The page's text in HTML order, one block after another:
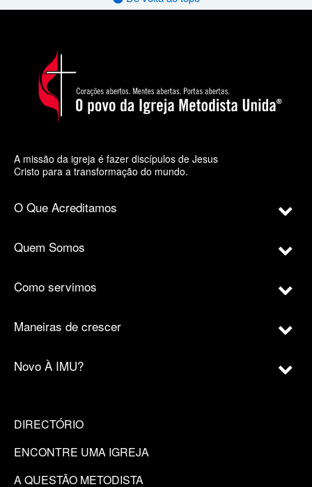
A missão da igreja é fazer discípulos de Jesus
Cristo para a transformação do mundo.
O Que Acreditamos
Quem Somos
Como servimos
Maneiras de crescer
Novo À IMU?
DIRECTÓRIO
ENCONTRE UMA IGREJA
A QUESTÃO METODISTA